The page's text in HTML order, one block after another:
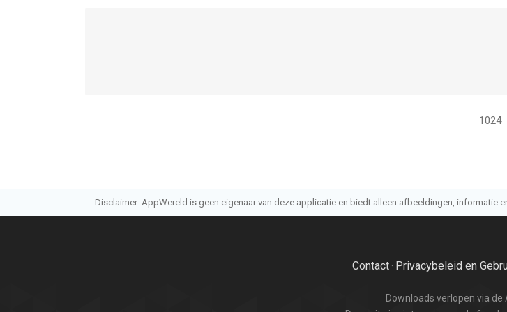
1024
Disclaimer: AppWereld is geen eigenaar van deze applicatie en biedt alleen afbeeldingen, informatie
Contact· Privacybeleid en
Downloads verlopen via de